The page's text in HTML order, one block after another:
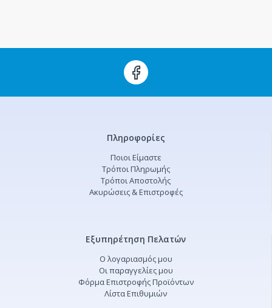
Πληροφορίες
Ποιοι Είμαστε
Τρόποι Πληρωμής
Τρόποι Αποστολής
Ακυρώσεις & Επιστροφές
Εξυπηρέτηση Πελατών
Ο λογαριασμός μου
Οι παραγγελίες μου
Φόρμα Επιστροφής Προϊόντων
Λίστα Επιθυμιών